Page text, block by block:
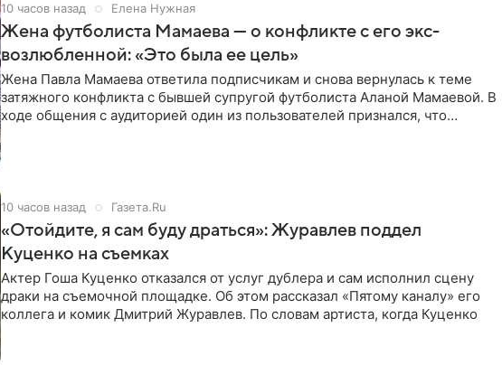
10 часов назад Елена Нужная
Жена футболиста Мамаева — о конфликте с его экс-
возлюбленной: «Это была ее цель»
Жена Павла Мамаева ответила подписчикам и снова вернулась к теме
затяжного конфликта с бывшей супругой футболиста Аланой Мамаевой. В
ходе общения с аудиторией один из пользователей признался, что
10 часов назад Газета.Ru
«Отойдите, я сам буду драться»: Журавлев поддел
Куценко на съемках
Актер Гоша Куценко отказался от услуг дублера и сам исполнил сцену
драки на съемочной площадке. Об этом рассказал «Пятому каналу» его
коллега и комик Дмитрий Журавлев. По словам артиста, когда Куценко